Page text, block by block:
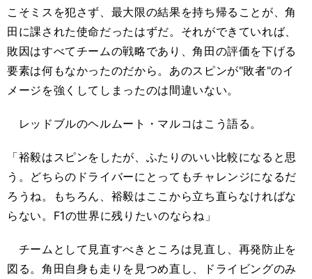
こそミスを犯さず、最大限の結果を持ち帰ることが、角
田に課された使命だったはずだ。それができていれば、
敗因はすべてチームの戦略であり、角田の評価を下げる
要素は何もなかったのだから。あのスピンが"敗者"のイ
メージを強くしてしまったのは間違いない。
レッドブルのヘルムート・マルコはこう語る。
「裕毅はスピンをしたが、ふたりのいい比較になると思
う。どちらのドライバーにとってもチャレンジになるだ
ろうね。もちろん、裕毅はここから立ち直らなければな
らない。F1の世界に残りたいのならね」
チームとして見直すべきところは見直し、再発防止を
図る。角田自身も走りを見つめ直し、ドライビングのみ